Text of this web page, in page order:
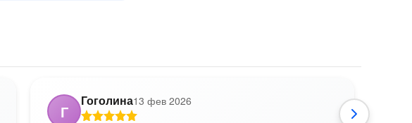
Г
Гоголина13 фев 2026